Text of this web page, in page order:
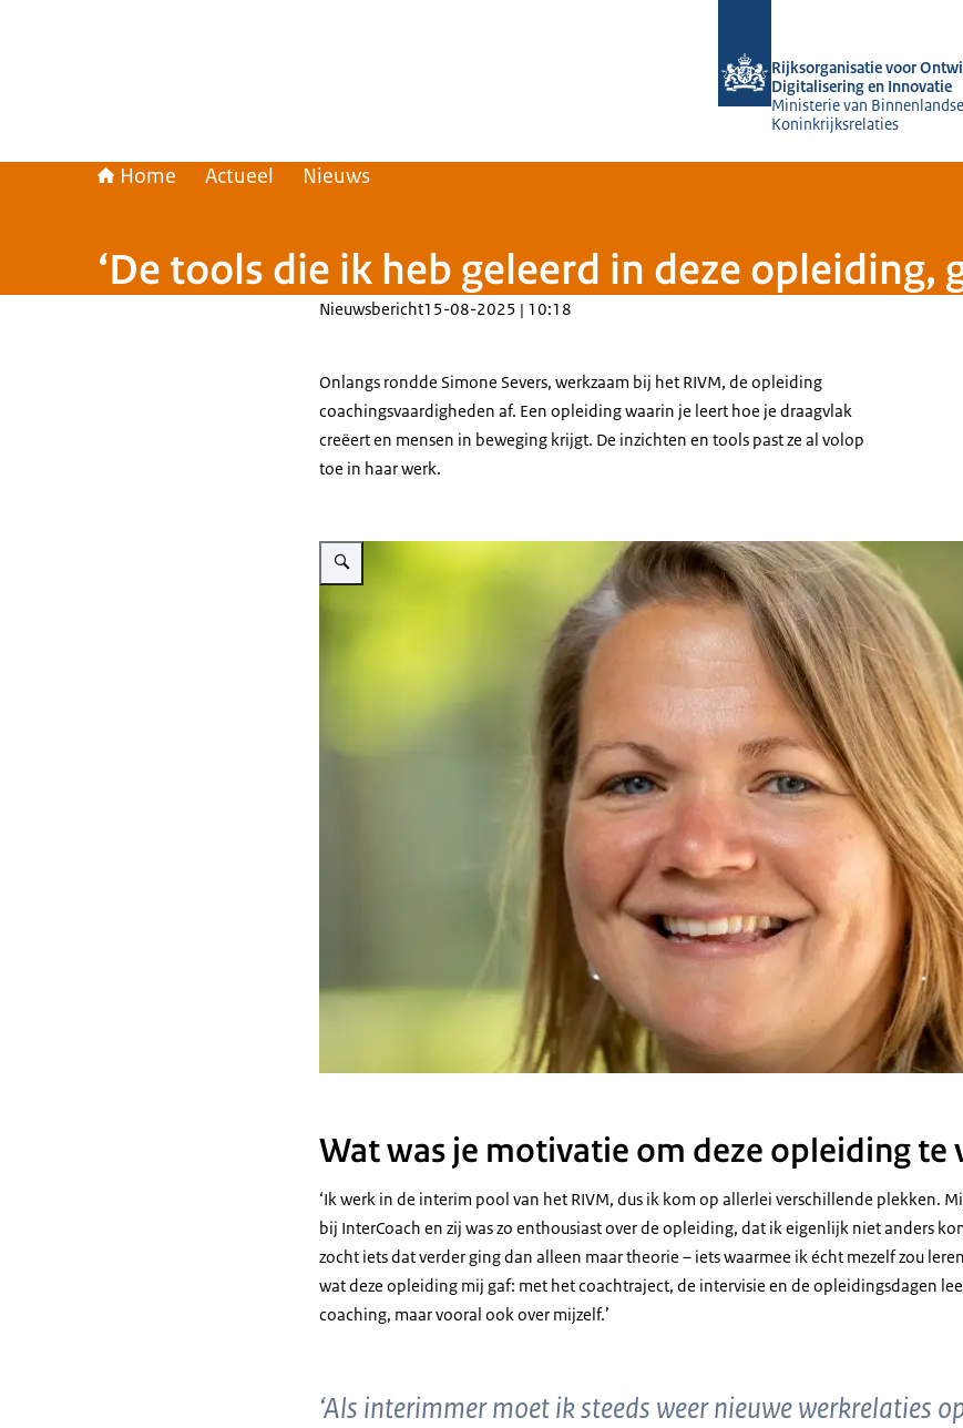
Rijksorganisatie voor
Digitalisering en Innovatie
Ministerie van
Koninkrijksrelaties
Home Actueel Nieuws
‘De tools die ik heb geleerd in deze opleiding,
Nieuwsbericht15-08-2025 | 10:18
Onlangs rondde Simone Severs, werkzaam bij het RIVM, de opleiding
coachingsvaardigheden af. Een opleiding waarin je leert hoe je draagvlak
creëert en mensen in beweging krijgt. De inzichten en tools past ze al volop
toe in haar werk.
Vergroot afbeelding Simone Severs
Wat was je motivatie om deze opleiding te
‘Ik werk in de interim pool van het RIVM, dus ik kom op allerlei verschillende plekken.
bij InterCoach en zij was zo enthousiast over de opleiding, dat ik eigenlijk niet anders
zocht iets dat verder ging dan alleen maar theorie – iets waarmee ik écht mezelf zou
wat deze opleiding mij gaf: met het coachtraject, de intervisie en de opleidingsdagen
coaching, maar vooral ook over mijzelf.’
‘Als interimmer moet ik steeds weer nieuwe werkrelaties